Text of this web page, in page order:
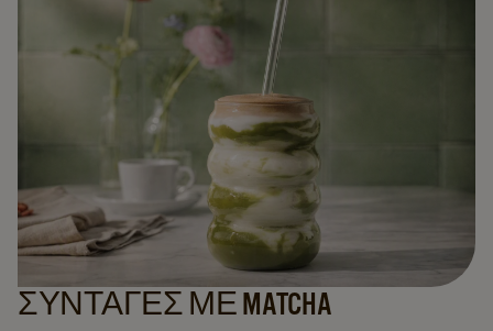
ΣΥΝΤΑΓΕΣ ΜΕ MATCHA